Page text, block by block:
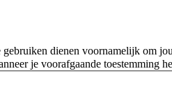
dienen voornamelijk om
je voorafgaande toestemming